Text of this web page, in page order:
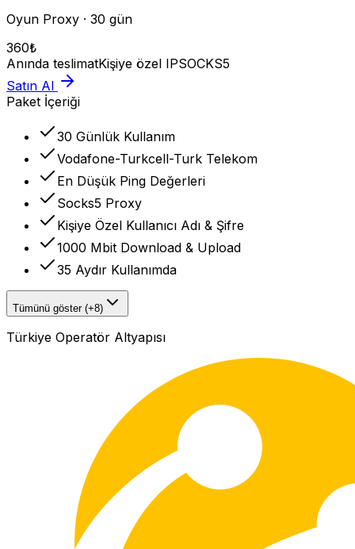
Oyun Proxy · 30 gün
360₺
Anında teslimatKişiye özel IPSOCKS5
Satın Al
Paket İçeriği
30 Günlük Kullanım
Vodafone-Turkcell-Turk Telekom
En Düşük Ping Değerleri
Socks5 Proxy
Kişiye Özel Kullanıcı Adı & Şifre
1000 Mbit Download & Upload
35 Aydır Kullanımda
Tümünü göster (+8)
Türkiye Operatör Altyapısı